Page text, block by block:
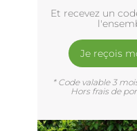
Et recevez un
Je reçois
* Code valable 3
Hors frais de